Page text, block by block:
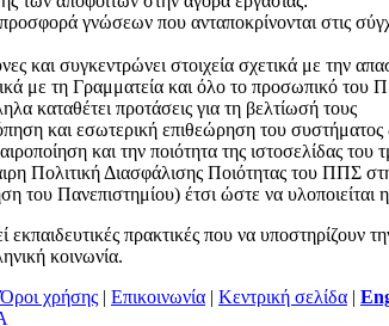
προσφορά γνώσεων που ανταποκρίνονται στις
και συγκεντρώνει στοιχεία σχετικά με την
με τη Γραμματεία και όλο το προσωπικό του
καταθέτει προτάσεις για τη βελτίωσή τους
και εσωτερική επιθεώρηση του
και την ποιότητα της ιστοσελίδας
Πολιτική Διασφάλισης Ποιότητας του ΠΠΣ
του Πανεπιστημίου) έτσι ώστε να υλοποιείται
πρακτικές που να υποστηρίζουν
κοινωνία.
Όροι χρήσης | Επικοινωνία | Κεντρική σελίδα |